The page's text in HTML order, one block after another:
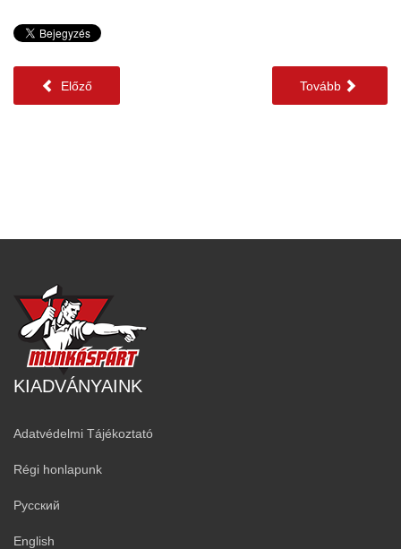
Előző Tovább
KIADVÁNYAINK
Adatvédelmi Tájékoztató
Régi honlapunk
Русский
English